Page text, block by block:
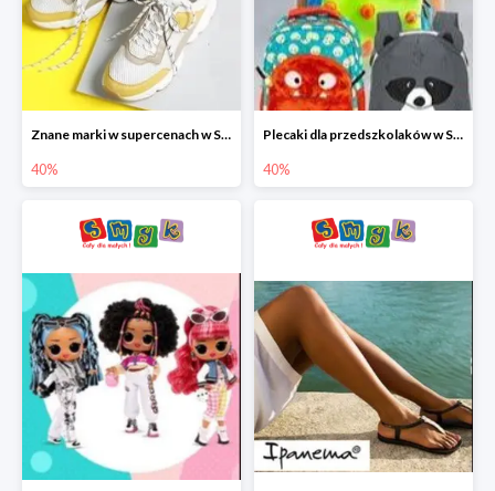
Znane marki w supercenach w Smyku - buty do -40%
40%
Plecaki dla przedszkolaków w Smyku do -40%
40%